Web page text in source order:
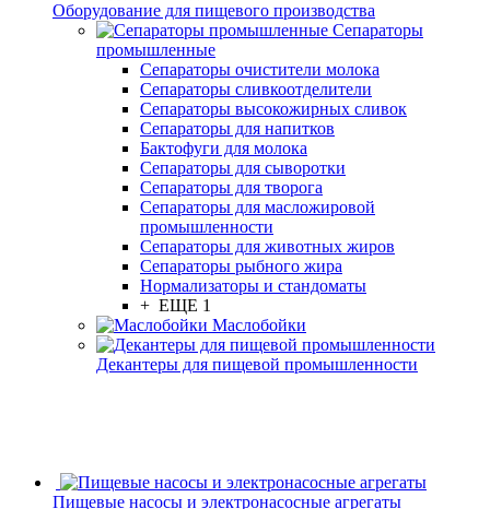
Оборудование для пищевого производства
Сепараторы
промышленные
Сепараторы очистители молока
Сепараторы сливкоотделители
Сепараторы высокожирных сливок
Сепараторы для напитков
Бактофуги для молока
Сепараторы для сыворотки
Сепараторы для творога
Сепараторы для масложировой
промышленности
Сепараторы для животных жиров
Сепараторы рыбного жира
Нормализаторы и стандоматы
+ ЕЩЕ 1
Маслобойки
Декантеры для пищевой промышленности
Пищевые насосы и электронасосные агрегаты